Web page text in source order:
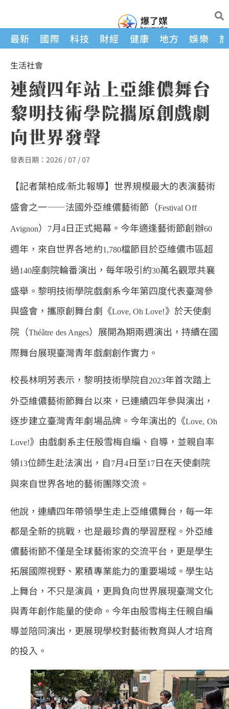
最新 國際 科技 財經 健康 地方 娛樂
生活社會
連續四年站上亞維儂舞台
黎明技術學院攜原創戲劇
向世界發聲
發表日期： 2026 / 07 / 07
【記者葉柏成/新北報導】世界規模最大的表演藝術
盛會之一——法國外亞維儂藝術節（Festival Off
Avignon） 7月4日正式揭幕。今年適逢藝術節創辦60
週年，來自世界各地約1,780檔節目於亞維儂市區超
過140座劇院輪番演出，每年吸引約30萬名觀眾共襄
盛舉。黎明技術學院戲劇系今年第四度代表臺灣參
與盛會，攜原創舞台劇《Love, Oh Love!》於天使劇
院（Théâtre des Anges）展開為期兩週演出，持續在國
際舞台展現臺灣青年戲劇創作實力。
校長林明芳表示，黎明技術學院自2023年首次踏上
外亞維儂藝術節舞台以來，已連續四年參與演出，
逐步建立臺灣青年劇場品牌。今年演出的《Love, Oh
Love!》由戲劇系主任殷雪梅自編、自導，並親自率
領13位師生赴法演出，自7月4日至17日在天使劇院
與來自世界各地的藝術團隊交流。
他說，連續四年帶領學生走上亞維儂舞台，每一年
都是全新的挑戰，也是最珍貴的學習歷程。外亞維
儂藝術節不僅是全球藝術家的交流平台，更是學生
拓展國際視野、累積專業能力的重要場域。學生站
上舞台，不只是演員，更肩負向世界展現臺灣文化
與青年創作能量的使命。今年由殷雪梅主任親自編
導並陪同演出，更展現學校對藝術教育與人才培育
的投入。